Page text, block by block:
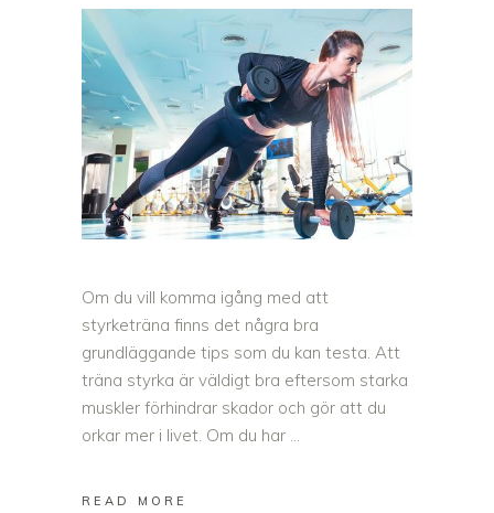
Om du vill komma igång med att
styrketräna finns det några bra
grundläggande tips som du kan testa. Att
träna styrka är väldigt bra eftersom starka
muskler förhindrar skador och gör att du
orkar mer i livet. Om du har
READ MORE